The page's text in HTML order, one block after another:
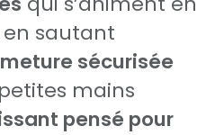
sautant
sécurisée
mains
pensé pour